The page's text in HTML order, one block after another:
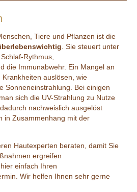
Tiere und Pflanzen ist die
. Sie steuert unter
Rythmus,
die Immunabwehr. Ein Mangel an
auslösen, wie
Sonneneinstrahlung. Bei einigen
sich die UV-Strahlung zu Nutze
nachweislich ausgelöst
in Zusammenhang mit der
Hautexperten beraten, damit Sie
ergreifen
einfach Ihren
Wir helfen Ihnen sehr gerne